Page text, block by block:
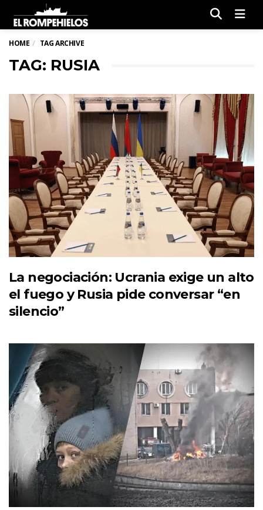
HOME TAG ARCHIVE
TAG: RUSIA
La negociación: Ucrania exige un alto
el fuego y Rusia pide conversar “en
silencio”